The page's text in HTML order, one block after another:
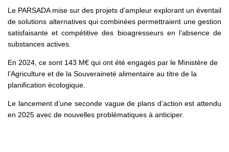
Le PARSADA mise sur des projets d’ampleur explorant un éventail
de solutions alternatives qui combinées permettraient une gestion
satisfaisante et compétitive des bioagresseurs en l’absence de
substances actives.
En 2024, ce sont 143 M€ qui ont été engagés par le Ministère de
l’Agriculture et de la Souveraineté alimentaire au titre de la
planification écologique.
Le lancement d’une seconde vague de plans d’action est attendu
en 2025 avec de nouvelles problématiques à anticiper.